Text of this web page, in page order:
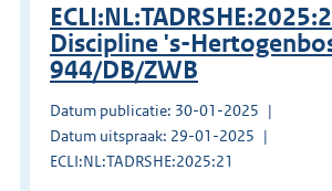
Discipline 's-
944/DB/ZWB
Datum publicatie: 30-01-2025
Datum uitspraak: 29-01-2025
ECLI:NL:TADRSHE:2025:21